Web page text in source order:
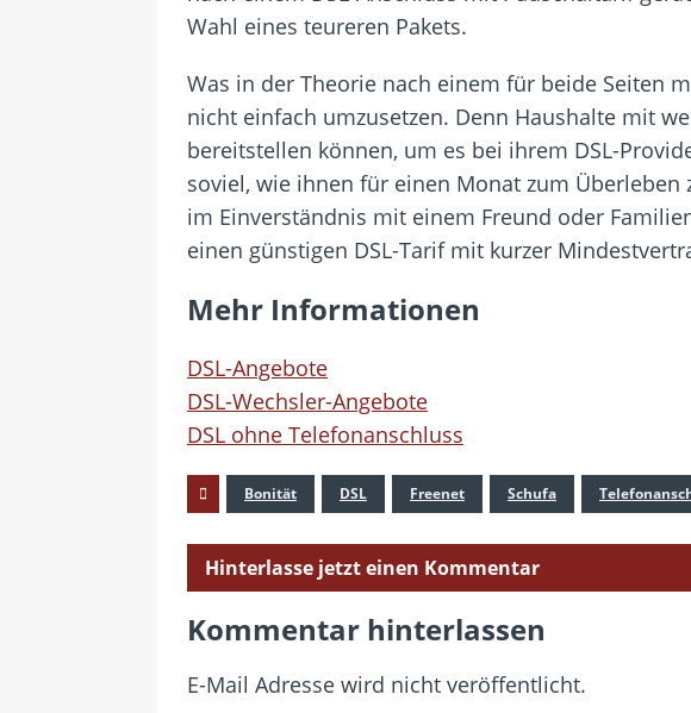
Wahl eines teureren Pakets.
Was in der Theorie nach einem für beide Seiten
nicht einfach umzusetzen. Denn Haushalte mit
bereitstellen können, um es bei ihrem DSL-
soviel, wie ihnen für einen Monat zum
im Einverständnis mit einem Freund oder
einen günstigen DSL-Tarif mit kurzer
Mehr Informationen
DSL-Angebote
DSL-Wechsler-Angebote
DSL ohne Telefonanschluss
Bonität DSL Freenet Schufa
Hinterlasse jetzt einen Kommentar
Kommentar hinterlassen
E-Mail Adresse wird nicht veröffentlicht.